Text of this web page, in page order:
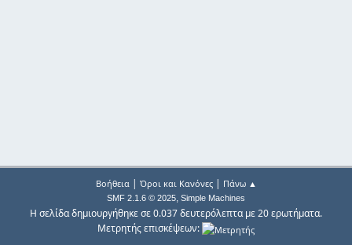
Βοήθεια| Όροι και Κανόνες| Πάνω ▲
SMF 2.1.6 © 2025, Simple Machines
Η σελίδα δημιουργήθηκε σε 0.037 δευτερόλεπτα με 20 ερωτήματα.
Μετρητής επισκέψεων: